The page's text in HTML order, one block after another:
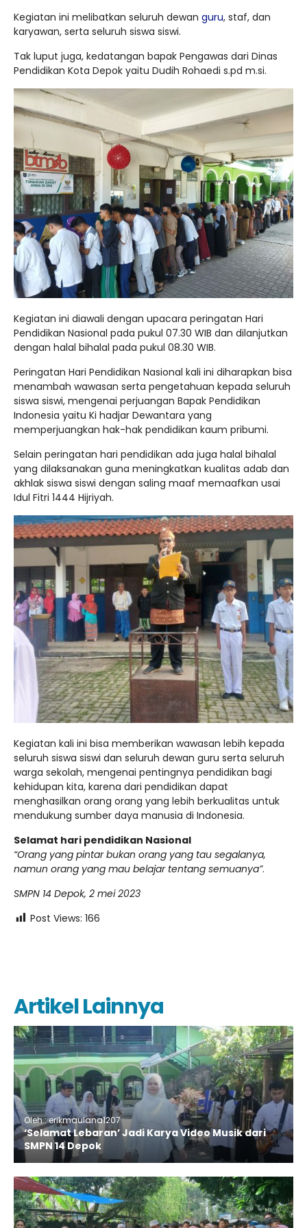
Kegiatan ini melibatkan seluruh dewan guru, staf, dan
karyawan, serta seluruh siswa siswi.
Tak luput juga, kedatangan bapak Pengawas dari Dinas
Pendidikan Kota Depok yaitu Dudih Rohaedi s.pd m.si.
Kegiatan ini diawali dengan upacara peringatan Hari
Pendidikan Nasional pada pukul 07.30 WIB dan dilanjutkan
dengan halal bihalal pada pukul 08.30 WIB.
Peringatan Hari Pendidikan Nasional kali ini diharapkan bisa
menambah wawasan serta pengetahuan kepada seluruh
siswa siswi, mengenai perjuangan Bapak Pendidikan
Indonesia yaitu Ki hadjar Dewantara yang
memperjuangkan hak-hak pendidikan kaum pribumi.
Selain peringatan hari pendidikan ada juga halal bihalal
yang dilaksanakan guna meningkatkan kualitas adab dan
akhlak siswa siswi dengan saling maaf memaafkan usai
Idul Fitri 1444 Hijriyah.
Kegiatan kali ini bisa memberikan wawasan lebih kepada
seluruh siswa siswi dan seluruh dewan guru serta seluruh
warga sekolah, mengenai pentingnya pendidikan bagi
kehidupan kita, karena dari pendidikan dapat
menghasilkan orang orang yang lebih berkualitas untuk
mendukung sumber daya manusia di Indonesia.
Selamat hari pendidikan Nasional
“Orang yang pintar bukan orang yang tau segalanya,
namun orang yang mau belajar tentang semuanya”.
SMPN 14 Depok, 2 mei 2023
Post Views: 166
Artikel Lainnya
Oleh : erikmaulana1207
‘Selamat Lebaran’ Jadi Karya Video Musik dari
SMPN 14 Depok